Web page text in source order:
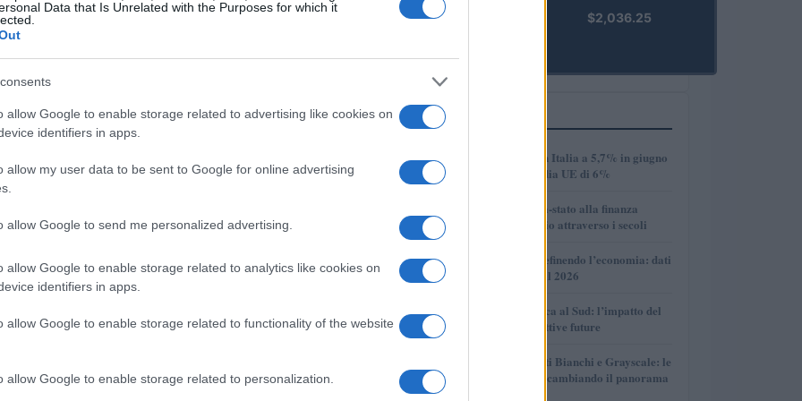
Data that Is Unrelated with the Purposes for which it
allow Google to enable storage related to advertising like cookies on
identifiers in apps.
allow my user data to be sent to Google for online advertising
allow Google to send me personalized advertising.
allow Google to enable storage related to analytics like cookies on
identifiers in apps.
allow Google to enable storage related to functionality of the website
allow Google to enable storage related to personalization.
e sottolineando la qualità dei suoi prodotti.
di Heineken è stata mista. Da un lato, alcuni
di adattarsi e innovare, mentre dall’altro,
per il costo crescente della birra. Tuttavia,
dei volumi, l’aumento dei prezzi ha compensato le
ha portato l’azienda a esplorare ulteriori
emergenti e l’introduzione di nuove linee di
PRIME)
$2,036.25
PIÙ LETTI
1
Disoccupazione in Italia a 5,7% in giugno
2026, sotto la media UE di 6%
2
Dalle antiche città-stato alla finanza
globale: un viaggio attraverso i secoli
3
Come l’IA sta ridefinendo l’economia: dati
e prospettive per il 2026
4
Crescita economica al Sud: l’impatto del
PNRR e le prospettive future
5
Volotea, Certificati Bianchi e Grayscale: le
novità che stanno cambiando il panorama